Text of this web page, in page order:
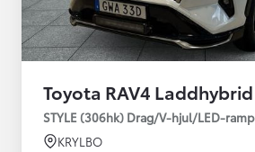
Toyota RAV4 Laddhybrid
STYLE (306hk) Drag/V-hjul/LED-ramp
KRYLBO